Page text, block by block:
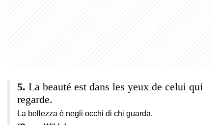
La beauté est dans les yeux de celui qui
regarde.
La bellezza è negli occhi di chi guarda.